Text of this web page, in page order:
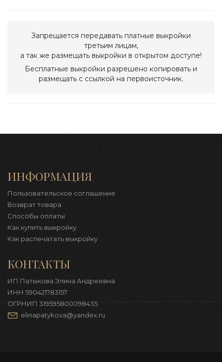
Запрещается передавать платные выкройки
третьим лицам,
а так же размещать выкройки в открытом доступе!
Бесплатные выкройки разрешено копировать и
размещать с ссылкой на первоисточник.
ИНФОРМАЦИЯ
Пользовательское соглашение
Возврат товара
Способы оплаты
Как купить выкройку
Как распечатать выкройку
КОНТАКТЫ
ИП Патыкова Элина Андреевна
ИНН 590421783157
ОГРНИП 319595800098435
elinapatykova@yandex.ru